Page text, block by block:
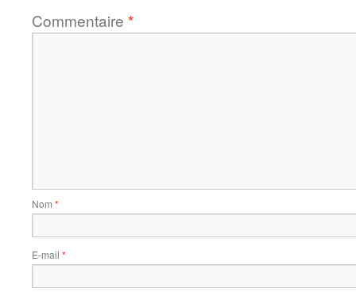
Commentaire *
Nom *
E-mail *